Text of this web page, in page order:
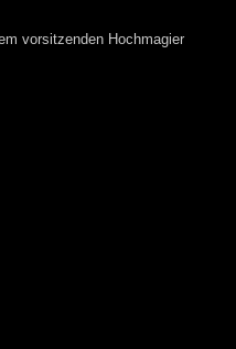
vorsitzenden Hochmagier